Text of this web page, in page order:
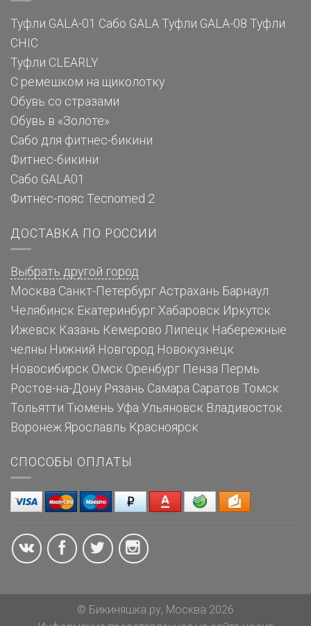
Туфли GALA-01 Сабо GALA Туфли GALA-08 Туфли
CHIC
Туфли CLEARLY
С ремешком на щиколотку
Обувь со стразами
Обувь в «Золоте»
Сабо для фитнес-бикини
Фитнес-бикини
Сабо GALA01
Фитнес-пояс Tecnomed 2
ДОСТАВКА ПО РОССИИ
Выбрать другой город
Москва Санкт-Петербург Астрахань Барнаул
Челябинск Екатеринбург Хабаровск Иркутск
Ижевск Казань Кемерово Липецк Набережные
челны Нижний Новгород Новокузнецк
Новосибирск Омск Оренбург Пенза Пермь
Ростов-на-Дону Рязань Самара Саратов Томск
Тольятти Тюмень Уфа Ульяновск Владивосток
Воронеж Ярославль Красноярск
СПОСОБЫ ОПЛАТЫ
© Бикиняшка.ру, Москва 2026